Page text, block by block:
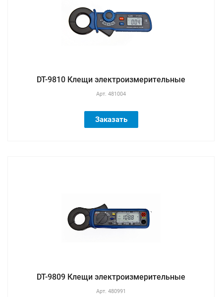
DT-9810 Клещи электроизмерительные
Арт. 481004
Заказать
DT-9809 Клещи электроизмерительные
Арт. 480991